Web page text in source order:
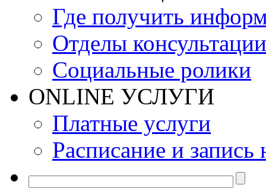
Где получить
Отделы консультации
Социальные ролики
ONLINE УСЛУГИ
Платные услуги
Расписание и запись